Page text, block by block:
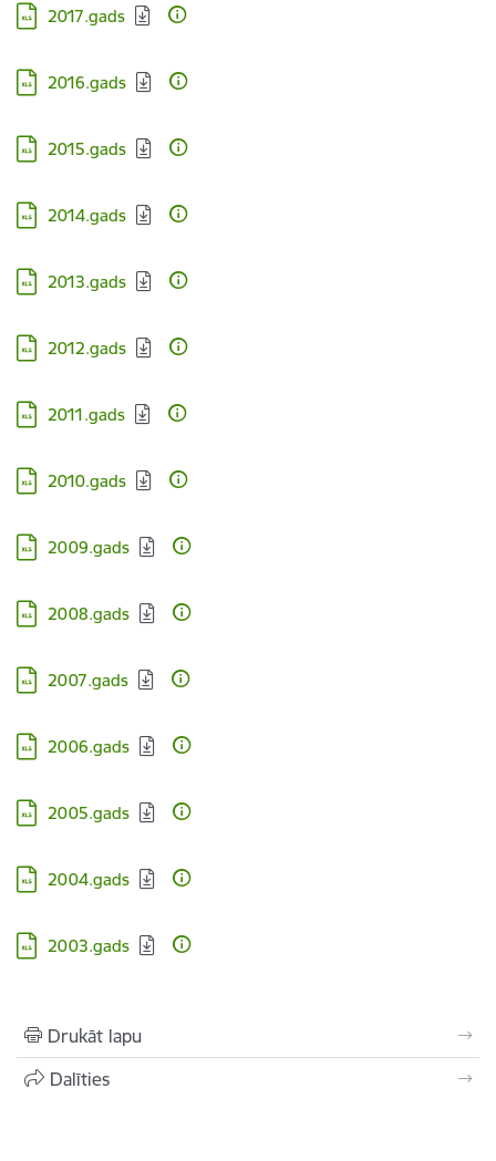
Lejupielādēt:
2017.gads
Lejupielādēt:
2016.gads
Lejupielādēt:
2015.gads
Lejupielādēt:
2014.gads
Lejupielādēt:
2013.gads
Lejupielādēt:
2012.gads
Lejupielādēt:
2011.gads
Lejupielādēt:
2010.gads
Lejupielādēt:
2009.gads
Lejupielādēt:
2008.gads
Lejupielādēt:
2007.gads
Lejupielādēt:
2006.gads
Lejupielādēt:
2005.gads
Lejupielādēt:
2004.gads
Lejupielādēt:
2003.gads
Drukāt lapu
Dalīties